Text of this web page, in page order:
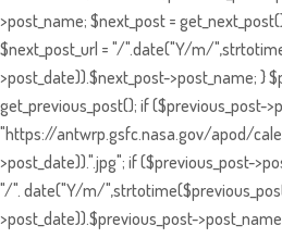
>post_name; $next_post =
$next_post_url = "/".date("Y/m/
>post_date)).$next_post->post_name; }
get_previous_post(); if ($previous_post-
"https://antwrp.gsfc.nasa.gov/apod/
>post_date)).".jpg"; if ($previous_post-
"/". date("Y/m/
>post_date)).$previous_post-